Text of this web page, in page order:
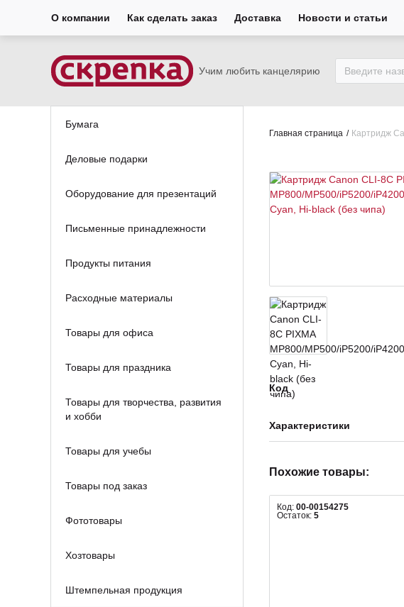
О компании Как сделать заказ Доставка Новости и статьи
Учим любить канцелярию
Бумага
Деловые подарки
Оборудование для презентаций
Письменные принадлежности
Продукты питания
Расходные материалы
Товары для офиса
Товары для праздника
Товары для творчества, развития
и хобби
Товары для учебы
Товары под заказ
Фототовары
Хозтовары
Штемпельная продукция
Главная страница Картридж
Код
Характеристики
Похожие товары:
Код: 00-00154275
Остаток: 5